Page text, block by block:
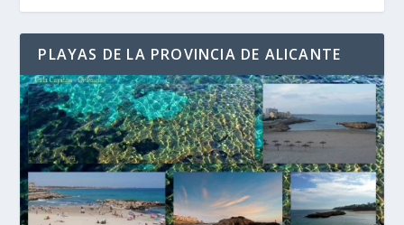
PLAYAS DE LA PROVINCIA DE ALICANTE